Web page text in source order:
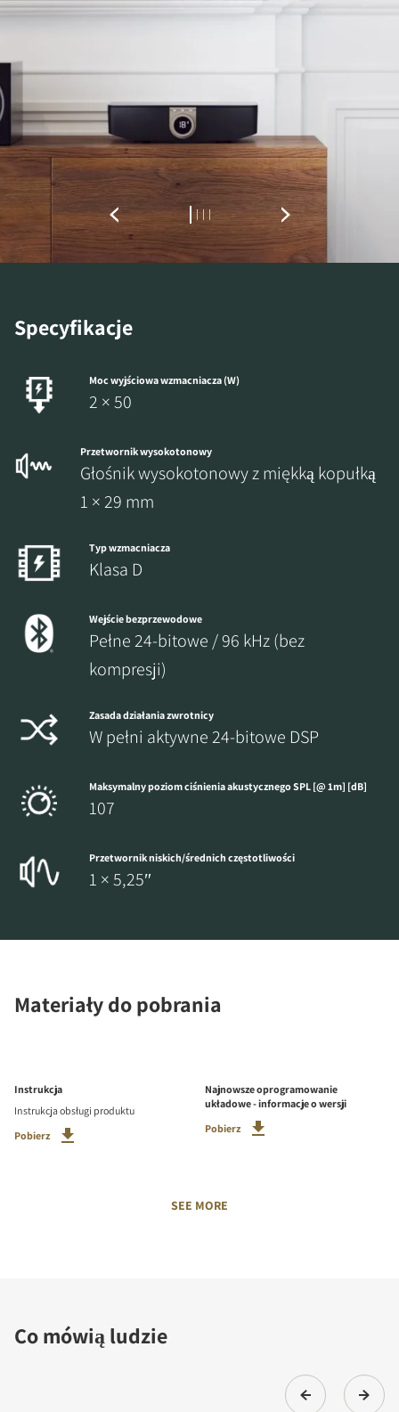
Specyfikacje
Moc wyjściowa wzmacniacza (W)
2 × 50
Przetwornik wysokotonowy
Głośnik wysokotonowy z miękką kopułką
1 × 29 mm
Typ wzmacniacza
Klasa D
Wejście bezprzewodowe
Pełne 24-bitowe / 96 kHz (bez
kompresji)
Zasada działania zwrotnicy
W pełni aktywne 24-bitowe DSP
Maksymalny poziom ciśnienia akustycznego SPL [@ 1m] [dB]
107
Przetwornik niskich/średnich częstotliwości
1 × 5,25″
Materiały do pobrania
Instrukcja
Instrukcja obsługi produktu
Pobierz
Najnowsze oprogramowanie
układowe - informacje o wersji
Pobierz
SEE MORE
Co mówią ludzie